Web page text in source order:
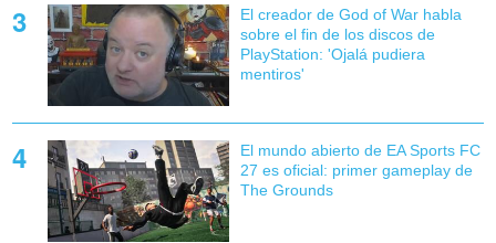
El creador de God of War habla
sobre el fin de los discos de
PlayStation: 'Ojalá pudiera
mentiros'
El mundo abierto de EA Sports FC
27 es oficial: primer gameplay de
The Grounds